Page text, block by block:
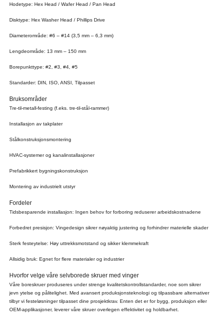
Hodetype: Hex Head / Wafer Head / Pan Head
Disktype: Hex Washer Head / Phillips Drive
Diameterområde: #6 – #14 (3,5 mm – 6,3 mm)
Lengdeområde: 13 mm – 150 mm
Borepunkttype: #2, #3, #4, #5
Standarder: DIN, ISO, ANSI, Tilpasset
Bruksområder
Tre-til-metall-festing (f.eks. tre-til-stål-rammer)
Installasjon av takplater
Stålkonstruksjonsmontering
HVAC-systemer og kanalinstallasjoner
Prefabrikkert bygningskonstruksjon
Montering av industrielt utstyr
Fordeler
Tidsbesparende installasjon: Ingen behov for forboring reduserer arbeidskostnadene
Forbedret presisjon: Vingedesign sikrer nøyaktig justering og forhindrer materielle skader
Sterk festeytelse: Høy uttrekksmotstand og sikker klemmekraft
Allsidig bruk: Egnet for flere materialer og industrier
Hvorfor velge våre selvborede skruer med vinger
Våre boreskruer produseres under strenge kvalitetskontrollstandarder, noe som sikrer
jevn ytelse og pålitelighet. Med avansert produksjonsteknologi og tilpassbare alternativer
tilbyr vi festeløsninger tilpasset dine prosjektkrav. Enten det er for bygg, produksjon eller
OEM-applikasjoner, leverer våre skruer overlegen effektivitet og holdbarhet.